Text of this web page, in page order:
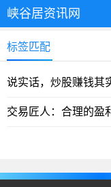
峡谷居资讯网
标签匹配
说实话，炒股赚钱其
交易匠人：合理的盈